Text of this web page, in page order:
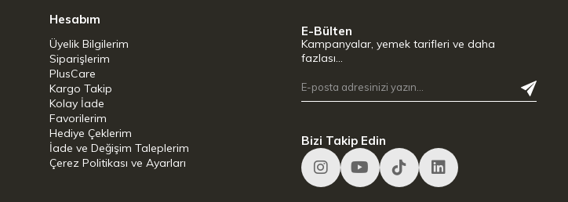
simit
Thun ve Antonio
Hesabım
Üyelik Bilgilerim
Siparişlerim
PlusCare
Kargo Takip
Kolay İade
Favorilerim
Hediye Çeklerim
İade ve Değişim Taleplerim
Çerez Politikası ve Ayarları
E-Bülten
Kampanyalar, yemek tarifleri ve daha
fazlası…
Bizi Takip Edin